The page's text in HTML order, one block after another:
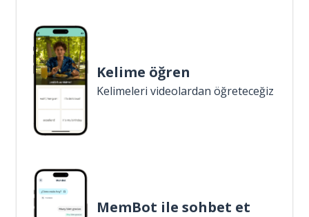
Kelime öğren
Kelimeleri videolardan öğreteceğiz
MemBot ile sohbet et